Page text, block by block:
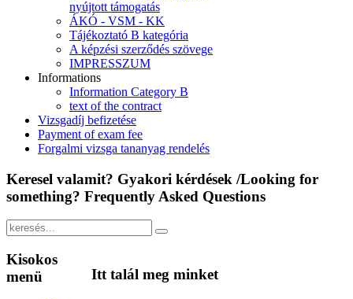
nyújtott támogatás
ÁKÓ - VSM - KK
Tájékoztató B kategória
A képzési szerződés szövege
IMPRESSZUM
Informations
Information Category B
text of the contract
Vizsgadíj befizetése
Payment of exam fee
Forgalmi vizsga tananyag rendelés
Keresel valamit? Gyakori kérdések /Looking for
something? Frequently Asked Questions
Itt talál meg minket
Kisokos
menü